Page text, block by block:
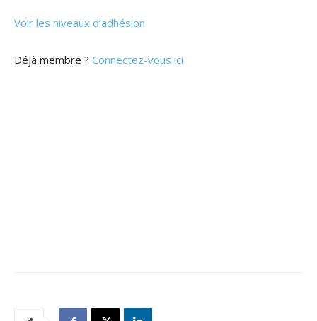
Voir les niveaux d’adhésion
Déjà membre ? Connectez-vous ici